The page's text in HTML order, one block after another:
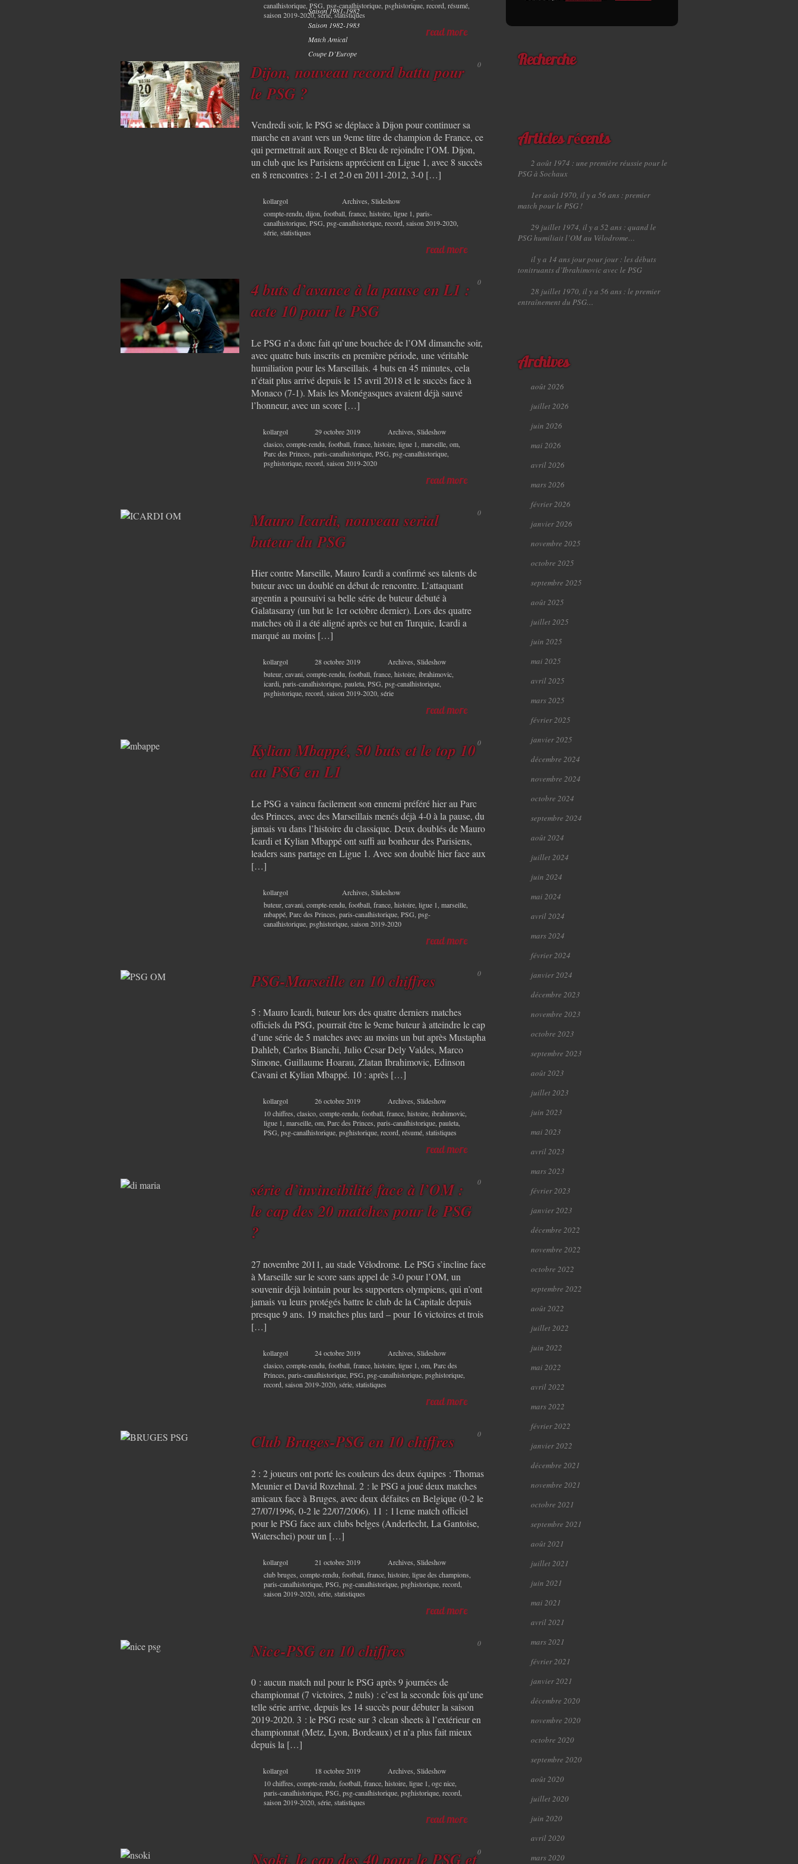
Saison 1981-1982
Saison 1982-1983
Match Amical
Coupe D’Europe
canalhistorique PSG psg-canalhistorique psghistorique record résumé
saison 2019-2020,série,statistiques
read more
0
Dijon, nouveau record battu pour
le PSG ?
Vendredi soir, le PSG se déplace à Dijon pour continuer sa
marche en avant vers un 9eme titre de champion de France, ce
qui permettrait aux Rouge et Bleu de rejoindre l’OM. Dijon,
un club que les Parisiens apprécient en Ligue 1, avec 8 succès
en 8 rencontres : 2-1 et 2-0 en 2011-2012, 3-0 […]
kollargol Archives Slideshow
compte-rendu dijon football france histoire ligue 1 paris-
canalhistorique PSG psg-canalhistorique record saison 2019-2020
série statistiques
read more
0
4 buts d’avance à la pause en L1 :
acte 10 pour le PSG
Le PSG n’a donc fait qu’une bouchée de l’OM dimanche soir,
avec quatre buts inscrits en première période, une véritable
humiliation pour les Marseillais. 4 buts en 45 minutes, cela
n’était plus arrivé depuis le 15 avril 2018 et le succès face à
Monaco (7-1). Mais les Monégasques avaient déjà sauvé
l’honneur, avec un score […]
kollargol 29 octobre 2019 Archives Slideshow
clasico compte-rendu football france histoire ligue 1 marseille om
Parc des Princes paris-canalhistorique PSG psg-canalhistorique
psghistorique record saison 2019-2020
read more
0
Mauro Icardi, nouveau serial
buteur du PSG
Hier contre Marseille, Mauro Icardi a confirmé ses talents de
buteur avec un doublé en début de rencontre. L’attaquant
argentin a poursuivi sa belle série de buteur débuté à
Galatasaray (un but le 1er octobre dernier). Lors des quatre
matches où il a été aligné après ce but en Turquie, Icardi a
marqué au moins […]
kollargol 28 octobre 2019 Archives,Slideshow
buteur,cavani,compte-rendu,football,france,histoire,ibrahimovic,
icardi,paris-canalhistorique,pauleta,PSG,psg-canalhistorique,
psghistorique,record,saison 2019-2020,série
read more
0
Kylian Mbappé, 50 buts et le top 10
au PSG en L1
Le PSG a vaincu facilement son ennemi préféré hier au Parc
des Princes, avec des Marseillais menés déjà 4-0 à la pause, du
jamais vu dans l’histoire du classique. Deux doublés de Mauro
Icardi et Kylian Mbappé ont suffi au bonheur des Parisiens,
leaders sans partage en Ligue 1. Avec son doublé hier face aux
[…]
kollargol Archives Slideshow
buteur cavani compte-rendu football france histoire ligue 1 marseille
mbappé Parc des Princes paris-canalhistorique PSG psg-
canalhistorique psghistorique saison 2019-2020
read more
0
PSG-Marseille en 10 chiffres
5 : Mauro Icardi, buteur lors des quatre derniers matches
officiels du PSG, pourrait être le 9eme buteur à atteindre le cap
d’une série de 5 matches avec au moins un but après Mustapha
Dahleb, Carlos Bianchi, Julio Cesar Dely Valdes, Marco
Simone, Guillaume Hoarau, Zlatan Ibrahimovic, Edinson
Cavani et Kylian Mbappé. 10 : après […]
kollargol 26 octobre 2019 Archives,Slideshow
10 chiffres,clasico,compte-rendu,football,france,histoire,ibrahimovic,
ligue 1,marseille,om,Parc des Princes,paris-canalhistorique,pauleta,
PSG,psg-canalhistorique,psghistorique,record,résumé,statistiques
read more
0
série d’invincibilité face à l’OM :
le cap des 20 matches pour le PSG
?
27 novembre 2011, au stade Vélodrome. Le PSG s’incline face
à Marseille sur le score sans appel de 3-0 pour l’OM, un
souvenir déjà lointain pour les supporters olympiens, qui n’ont
jamais vu leurs protégés battre le club de la Capitale depuis
presque 9 ans. 19 matches plus tard – pour 16 victoires et trois
[…]
kollargol 24 octobre 2019 Archives Slideshow
clasico compte-rendu football france histoire ligue 1 om Parc des
Princes paris-canalhistorique PSG psg-canalhistorique psghistorique
record saison 2019-2020 série statistiques
read more
0
Club Bruges-PSG en 10 chiffres
2 : 2 joueurs ont porté les couleurs des deux équipes : Thomas
Meunier et David Rozehnal. 2 : le PSG a joué deux matches
amicaux face à Bruges, avec deux défaites en Belgique (0-2 le
27/07/1996, 0-2 le 22/07/2006). 11 : 11eme match officiel
pour le PSG face aux clubs belges (Anderlecht, La Gantoise,
Waterschei) pour un […]
kollargol 21 octobre 2019 Archives Slideshow
club bruges compte-rendu football france histoire ligue des champions
paris-canalhistorique PSG psg-canalhistorique psghistorique record
saison 2019-2020 série statistiques
read more
0
Nice-PSG en 10 chiffres
0 : aucun match nul pour le PSG après 9 journées de
championnat (7 victoires, 2 nuls) : c’est la seconde fois qu’une
telle série arrive, depuis les 14 succès pour débuter la saison
2019-2020. 3 : le PSG reste sur 3 clean sheets à l’extérieur en
championnat (Metz, Lyon, Bordeaux) et n’a plus fait mieux
depuis la […]
kollargol 18 octobre 2019 Archives,Slideshow
10 chiffres,compte-rendu,football,france,histoire,ligue 1,ogc nice,
paris-canalhistorique,PSG,psg-canalhistorique,psghistorique,record,
saison 2019-2020,série,statistiques
read more
0
Nsoki, le cap des 40 pour le PSG et
Recherche
Articles récents
2 août 1974 : une première réussie pour le
PSG à Sochaux
1er août 1970, il y a 56 ans : premier
match pour le PSG !
29 juillet 1974, il y a 52 ans : quand le
PSG humiliait l’OM au Vélodrome…
il y a 14 ans jour pour jour : les débuts
tonitruants d’Ibrahimovic avec le PSG
28 juillet 1970, il y a 56 ans : le premier
entraînement du PSG…
Archives
août 2026
juillet 2026
juin 2026
mai 2026
avril 2026
mars 2026
février 2026
janvier 2026
novembre 2025
octobre 2025
septembre 2025
août 2025
juillet 2025
juin 2025
mai 2025
avril 2025
mars 2025
février 2025
janvier 2025
décembre 2024
novembre 2024
octobre 2024
septembre 2024
août 2024
juillet 2024
juin 2024
mai 2024
avril 2024
mars 2024
février 2024
janvier 2024
décembre 2023
novembre 2023
octobre 2023
septembre 2023
août 2023
juillet 2023
juin 2023
mai 2023
avril 2023
mars 2023
février 2023
janvier 2023
décembre 2022
novembre 2022
octobre 2022
septembre 2022
août 2022
juillet 2022
juin 2022
mai 2022
avril 2022
mars 2022
février 2022
janvier 2022
décembre 2021
novembre 2021
octobre 2021
septembre 2021
août 2021
juillet 2021
juin 2021
mai 2021
avril 2021
mars 2021
février 2021
janvier 2021
décembre 2020
novembre 2020
octobre 2020
septembre 2020
août 2020
juillet 2020
juin 2020
avril 2020
mars 2020